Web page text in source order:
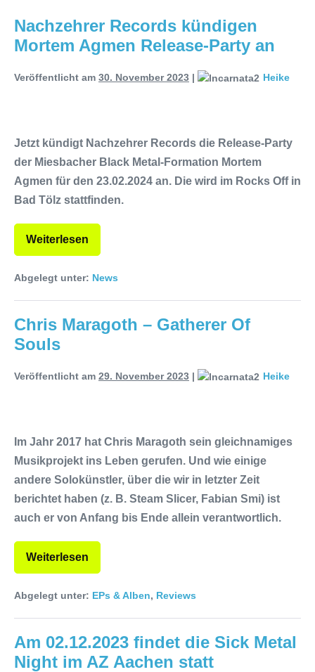
Releaseshow am 22.11.2025 im
Parkhaus Meiderich, Duisburg
(Vorbericht) Warfield Within mit neuem
am 24.10.2025 im ROTTSTR5-
Nachzehrer Records kündigen
Mortem Agmen Release-Party an
Veröffentlicht am 30. November 2023 | Heike
Jetzt kündigt Nachzehrer Records die Release-Party
der Miesbacher Black Metal-Formation Mortem
Agmen für den 23.02.2024 an. Die wird im Rocks Off in
Bad Tölz stattfinden.
Weiterlesen
Abgelegt unter: News
Chris Maragoth – Gatherer Of
Souls
Veröffentlicht am 29. November 2023 | Heike
Im Jahr 2017 hat Chris Maragoth sein gleichnamiges
Musikprojekt ins Leben gerufen. Und wie einige
andere Solokünstler, über die wir in letzter Zeit
berichtet haben (z. B. Steam Slicer, Fabian Smi) ist
auch er von Anfang bis Ende allein verantwortlich.
Weiterlesen
Abgelegt unter: EPs & Alben, Reviews
Am 02.12.2023 findet die Sick Metal
Night im AZ Aachen statt